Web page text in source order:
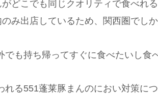
どこでも同じクオリティで食べれ
み出店しているため、関西圏でし
でも持ち帰ってすぐに食べたいし食
れる551蓬莱豚まんのにおい対策につ